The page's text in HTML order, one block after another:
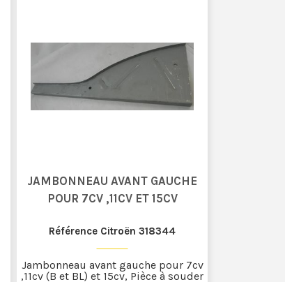
JAMBONNEAU AVANT GAUCHE
POUR 7CV ,11CV ET 15CV
Référence Citroën 318344
Jambonneau avant gauche pour 7cv
,11cv (B et BL) et 15cv, Pièce à souder